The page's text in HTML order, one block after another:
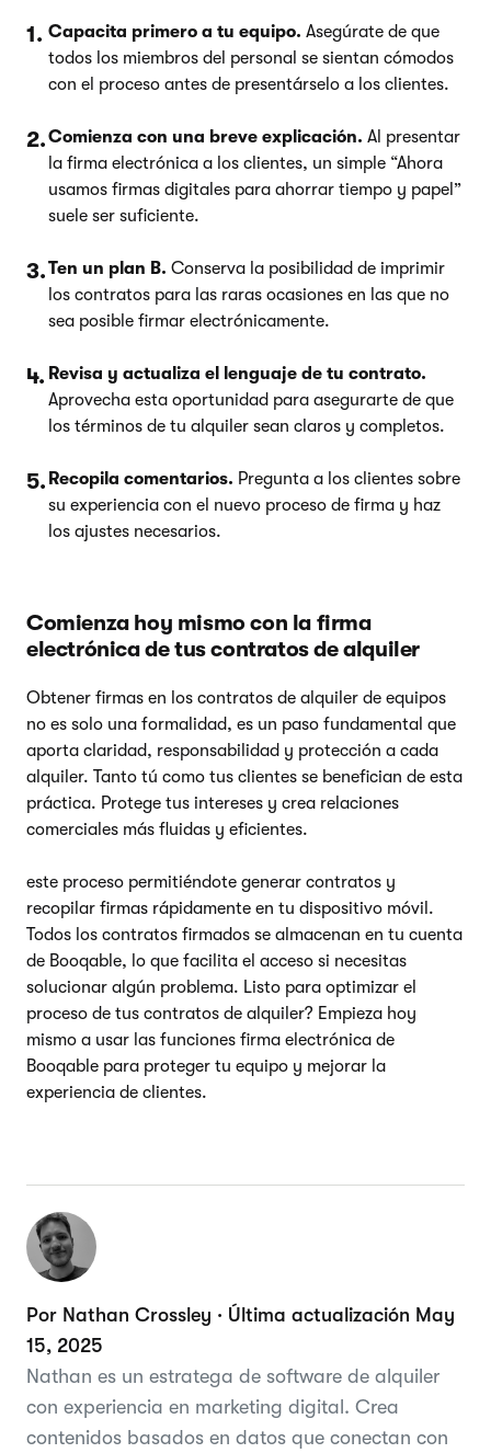
Capacita primero a tu equipo. Asegúrate de que
todos los miembros del personal se sientan cómodos
con el proceso antes de presentárselo a los clientes.
Comienza con una breve explicación. Al presentar
la firma electrónica a los clientes, un simple “Ahora
usamos firmas digitales para ahorrar tiempo y papel”
suele ser suficiente.
Ten un plan B. Conserva la posibilidad de imprimir
los contratos para las raras ocasiones en las que no
sea posible firmar electrónicamente.
Revisa y actualiza el lenguaje de tu contrato.
Aprovecha esta oportunidad para asegurarte de que
los términos de tu alquiler sean claros y completos.
Recopila comentarios. Pregunta a los clientes sobre
su experiencia con el nuevo proceso de firma y haz
los ajustes necesarios.
Comienza hoy mismo con la firma
electrónica de tus contratos de alquiler
Obtener firmas en los contratos de alquiler de equipos
no es solo una formalidad, es un paso fundamental que
aporta claridad, responsabilidad y protección a cada
alquiler. Tanto tú como tus clientes se benefician de esta
práctica. Protege tus intereses y crea relaciones
comerciales más fluidas y eficientes.
este proceso permitiéndote generar contratos y
recopilar firmas rápidamente en tu dispositivo móvil.
Todos los contratos firmados se almacenan en tu cuenta
de Booqable, lo que facilita el acceso si necesitas
solucionar algún problema. Listo para optimizar el
proceso de tus contratos de alquiler? Empieza hoy
mismo a usar las funciones firma electrónica de
Booqable para proteger tu equipo y mejorar la
experiencia de clientes.
Por Nathan Crossley · Última actualización May
15, 2025
Nathan es un estratega de software de alquiler
con experiencia en marketing digital. Crea
contenidos basados en datos que conectan con